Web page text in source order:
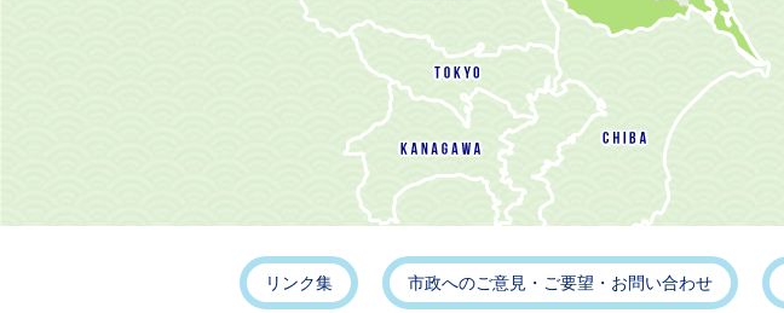
リンク集 市政へのご意見・ご要望・お問い合わせ